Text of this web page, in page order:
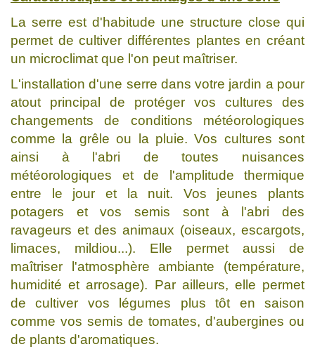
La serre est d'habitude une structure close qui
permet de cultiver différentes plantes en créant
un microclimat que l'on peut maîtriser.
L'installation d'une serre dans votre jardin a pour
atout principal de protéger vos cultures des
changements de conditions météorologiques
comme la grêle ou la pluie. Vos cultures sont
ainsi à l'abri de toutes nuisances
météorologiques et de l'amplitude thermique
entre le jour et la nuit. Vos jeunes plants
potagers et vos semis sont à l'abri des
ravageurs et des animaux (oiseaux, escargots,
limaces, mildiou...). Elle permet aussi de
maîtriser l'atmosphère ambiante (température,
humidité et arrosage). Par ailleurs, elle permet
de cultiver vos légumes plus tôt en saison
comme vos semis de tomates, d'aubergines ou
de plants d'aromatiques.